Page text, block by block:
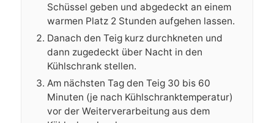
Schüssel geben und abgedeckt an einem
warmen Platz 2 Stunden aufgehen lassen.
Danach den Teig kurz durchkneten und
dann zugedeckt über Nacht in den
Kühlschrank stellen.
Am nächsten Tag den Teig 30 bis 60
Minuten (je nach Kühlschranktemperatur)
vor der Weiterverarbeitung aus dem